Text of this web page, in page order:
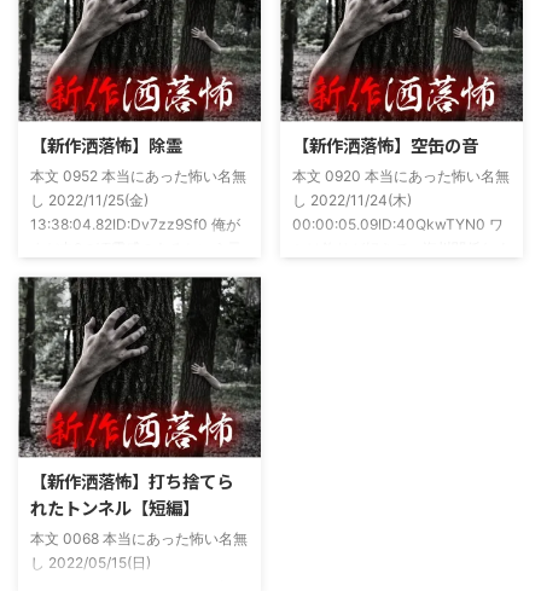
くださいませ。 書影かっこいい
ですね！帯の煽り文句も最高です
(^^)v購入ページ
https://amzn.to/49NrwuE特設ペ
ージ
54ee5238af1
状況やらで退いたけど実力試しも
かねてSNSでフォロワー相手に占
いとかしていたもんです。実力
は・・・ありがたいことに当たっ
た！ドンピシャ！と嬉しい声もあ
合ったのが大学生のAちゃん。彼
女もオカルト系な話が好きで(そ
もそも仲良くなったのは北の大地
が舞台の金塊を巡る漫画)ちょく
【新作洒落怖】除霊
本文 0952 本当にあった怖い名無
し 2022/11/25(金)
13:38:04.82ID:Dv7zz9Sf0 俺が
(以後A)は頻繁に「あ、あそこに
いる」だとか誰もおらんとこに挨
拶したりなどなんかわざとらしい
感じがあって当然ながら信じてな
かった。でもいいやつではあった
し頻繁に遊びに行ったりもして
た。 そしてゴールデンウィーク
れた。要約するとこの前霊が見え
た時に必死に念じたら除霊できた
っていう話だった。その時数人で
い ...
【新作洒落怖】空缶の音
本文 0920 本当にあった怖い名無
し 2022/11/24(木)
00:00:05.09ID:40QkwTYN0 ワ
【新作洒落怖】打ち捨てら
れたトンネル【短編】
本文 0068 本当にあった怖い名無
し 2022/05/15(日)